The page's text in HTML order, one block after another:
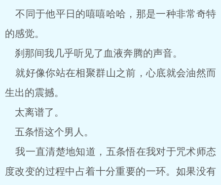
不同于他平日的嘻嘻哈哈，那是一种非常奇特
的感觉。
刹那间我几乎听见了血液奔腾的声音。
就好像你站在相聚群山之前，心底就会油然而
生出的震撼。
太离谱了。
五条悟这个男人。
我一直清楚地知道，五条悟在我对于咒术师态
度改变的过程中占着十分重要的一环。如果没有